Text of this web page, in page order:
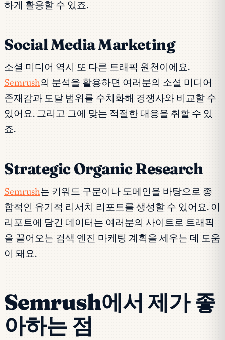
하게 활용할 수 있죠.
Social Media Marketing
소셜 미디어 역시 또 다른 트래픽 원천이에요.
Semrush의 분석을 활용하면 여러분의 소셜 미디어
존재감과 도달 범위를 수치화해 경쟁사와 비교할 수
있어요. 그리고 그에 맞는 적절한 대응을 취할 수 있
죠.
Strategic Organic Research
Semrush는 키워드 구문이나 도메인을 바탕으로 종
합적인 유기적 리서치 리포트를 생성할 수 있어요. 이
리포트에 담긴 데이터는 여러분의 사이트로 트래픽
을 끌어오는 검색 엔진 마케팅 계획을 세우는 데 도움
이 돼요.
Semrush에서 제가 좋
아하는 점